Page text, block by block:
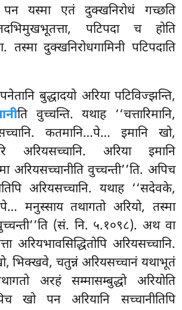
यस्मा एतं दुक्खनिरोधं गच्छति
पटिपदा च होति
तस्मा दुक्खनिरोधगामिनी पटिपदाति
बुद्धादयो अरिया पटिविज्झन्ति,
ति वुच्चन्ति. यथाह ‘‘चत्तारिमानि,
कतमानि…पे… इमानि खो,
अरियसच्चानि. अरिया इमानि
अरियसच्चानीति वुच्चन्ती’’ति. अपिच
अरियसच्चानि. यथाह ‘‘सदेवके,
मनुस्साय तथागतो अरियो, तस्मा
(सं. नि. ५.१०९८). अथ वा
अरियभावसिद्धितोपि अरियसच्चानि.
भिक्खवे, चतुन्नं अरियसच्चानं यथाभूतं
अरहं सम्मासम्बुद्धो अरियोति
खो पन अरियानि सच्चानीतिपि